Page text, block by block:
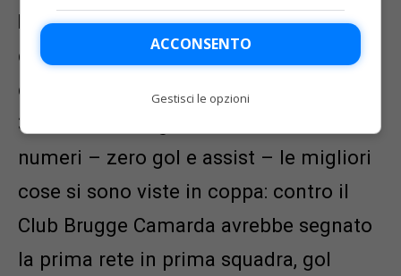
League, equamente distribuite tra le
due competizioni. Solo una la presenza
da titolare, nell’incontro pareggiato per
3-3 contro il Cagliari. Prescindendo dai
numeri – zero gol e assist – le migliori
cose si sono viste in coppa: contro il
Club Brugge Camarda avrebbe segnato
la prima rete in prima squadra, gol
ACCONSENTO
Gestisci le opzioni